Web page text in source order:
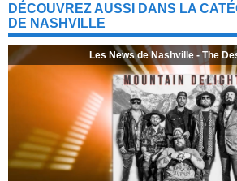
DÉCOUVREZ AUSSI DANS LA
DE NASHVILLE
Les News de Nashville - The